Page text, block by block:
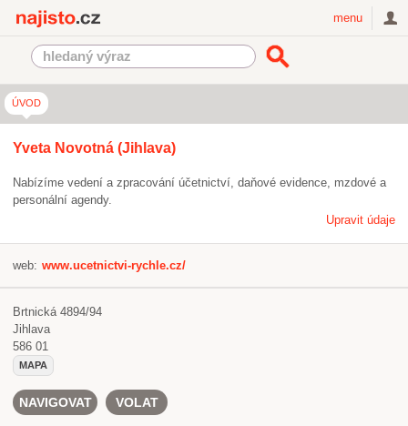
menu
ÚVOD
Yveta Novotná (Jihlava)
Nabízíme vedení a zpracování účetnictví, daňové evidence, mzdové a
personální agendy.
Upravit údaje
web: www.ucetnictvi-rychle.cz/
Brtnická 4894/94
Jihlava
586 01
MAPA
NAVIGOVAT VOLAT